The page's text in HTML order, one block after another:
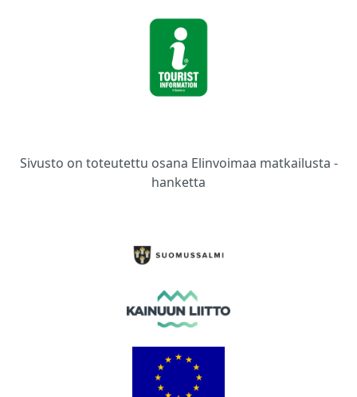
Sivusto on toteutettu osana Elinvoimaa matkailusta -
hanketta